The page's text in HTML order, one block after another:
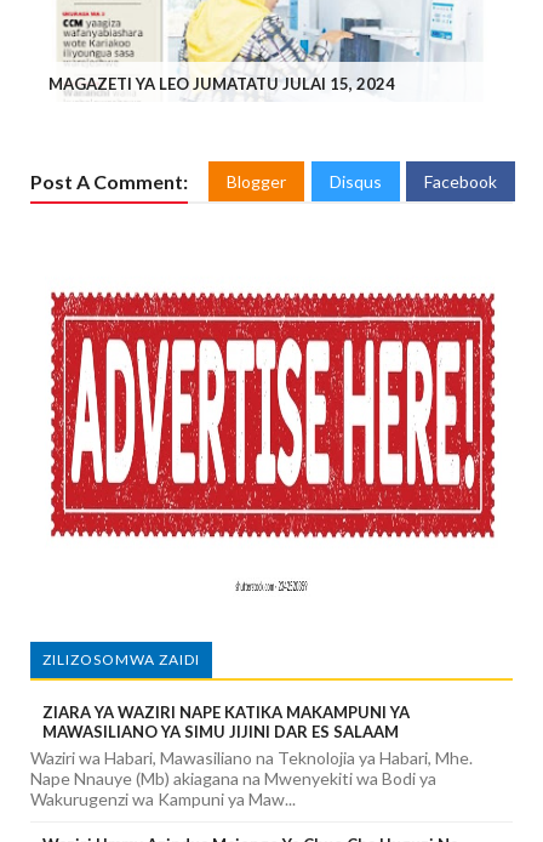
MAGAZETI YA LEO JUMATATU JULAI 15, 2024
Post A Comment: Blogger Disqus Facebook
ZILIZOSOMWA ZAIDI
ZIARA YA WAZIRI NAPE KATIKA MAKAMPUNI YA
MAWASILIANO YA SIMU JIJINI DAR ES SALAAM
Waziri wa Habari, Mawasiliano na Teknolojia ya Habari, Mhe.
Nape Nnauye (Mb) akiagana na Mwenyekiti wa Bodi ya
Wakurugenzi wa Kampuni ya Maw...